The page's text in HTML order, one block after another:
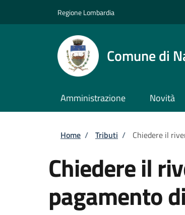
Regione Lombardia
Comune di
Amministrazione Novità
Briciole di
Home / Tributi / Chiedere il
Chiedere il
pagamento